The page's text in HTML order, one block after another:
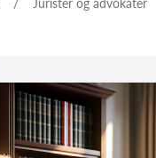
Jurister og advokater